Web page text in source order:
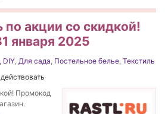
по акции со скидкой!
января 2025
, DIY, Для сада, Постельное белье, Текстиль
Промокод